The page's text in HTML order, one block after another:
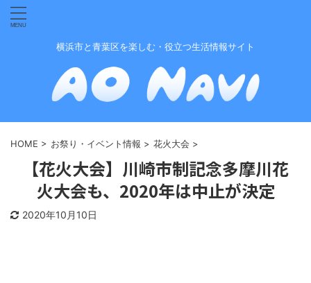
横浜市と青葉区を楽しむ・役立つ生活情報サイト
HOME > お祭り・イベント情報 > 花火大会 >
【花火大会】川崎市制記念多摩川花
火大会も、2020年は中止が決定
2020年10月10日